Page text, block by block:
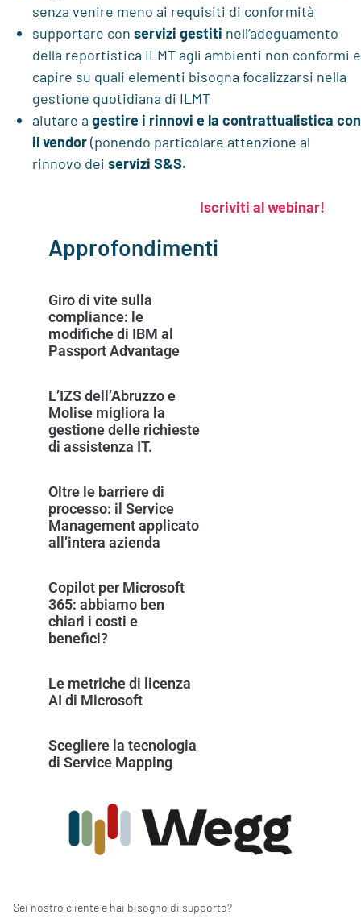
senza venire meno ai requisiti di conformità
supportare con servizi gestiti nell’adeguamento
della reportistica ILMT agli ambienti non conformi e
capire su quali elementi bisogna focalizzarsi nella
gestione quotidiana di ILMT
aiutare a gestire i rinnovi e la contrattualistica con
il vendor(ponendo particolare attenzione al
rinnovo dei servizi S&S.
Iscriviti al webinar!
Approfondimenti
Giro di vite sulla
compliance: le
modifiche di IBM al
Passport Advantage
L’IZS dell’Abruzzo e
Molise migliora la
gestione delle richieste
di assistenza IT.
Oltre le barriere di
processo: il Service
Management applicato
all’intera azienda
Copilot per Microsoft
365: abbiamo ben
chiari i costi e
benefici?
Le metriche di licenza
AI di Microsoft
Scegliere la tecnologia
di Service Mapping
Sei nostro cliente e hai bisogno di supporto?